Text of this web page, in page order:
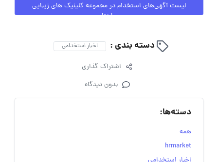
لیست آگهی‌های استخدام در مجموعه کلینیک های زیبایی
ماهتا
دسته بندی : اخبار استخدامی
اشتراک گذاری
بدون دیدگاه
دسته‌ها:
همه
hrmarket